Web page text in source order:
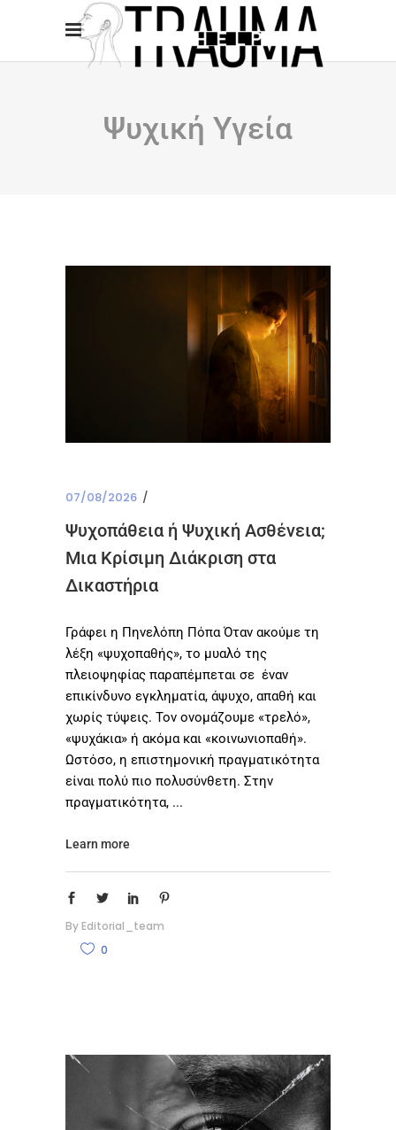
Ψυχική Υγεία
07/08/2026
Ψυχοπάθεια ή Ψυχική Ασθένεια;
Μια Κρίσιμη Διάκριση στα
Δικαστήρια
Γράφει η Πηνελόπη Πόπα Όταν ακούμε τη
λέξη «ψυχοπαθής», το μυαλό της
πλειοψηφίας παραπέμπεται σε έναν
επικίνδυνο εγκληματία, άψυχο, απαθή και
χωρίς τύψεις. Τον ονομάζουμε «τρελό»,
«ψυχάκια» ή ακόμα και «κοινωνιοπαθή».
Ωστόσο, η επιστημονική πραγματικότητα
είναι πολύ πιο πολυσύνθετη. Στην
πραγματικότητα,
Learn more
By Editorial_team
0